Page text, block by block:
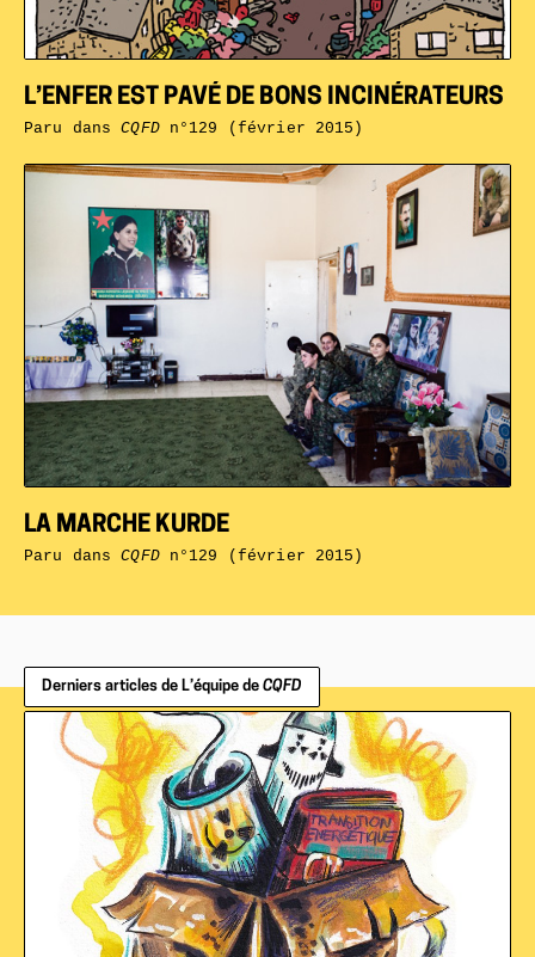
LA MARCHE KURDE
Paru dansCQFDn°129 (février 2015)
L’ENFER EST PAVÉ DE BONS INCINÉRATEURS
Paru dansCQFDn°129 (février 2015)
Derniers articles de L’équipe de CQFD